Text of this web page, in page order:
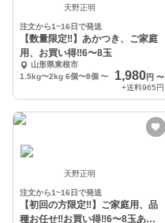
天野正明
注文から1~16日で発送
【数量限定‼︎】あかつき、ご家庭
用、お買い得‼︎6〜8玉
山形県東根市
1.5kg〜2kg 6個〜8個 〜 1,980円 〜
+送料965円
天野正明
注文から1~16日で発送
【初回の方限定‼︎】ご家庭用、品
種お任せ‼︎お買い得‼︎6〜8玉あか